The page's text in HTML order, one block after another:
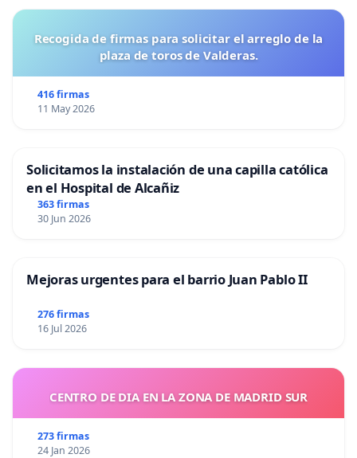
Recogida de firmas para solicitar el arreglo de la
plaza de toros de Valderas.
416 firmas
11 May 2026
Solicitamos la instalación de una capilla católica
en el Hospital de Alcañiz
363 firmas
30 Jun 2026
Mejoras urgentes para el barrio Juan Pablo II
276 firmas
16 Jul 2026
CENTRO DE DIA EN LA ZONA DE MADRID SUR
273 firmas
24 Jan 2026